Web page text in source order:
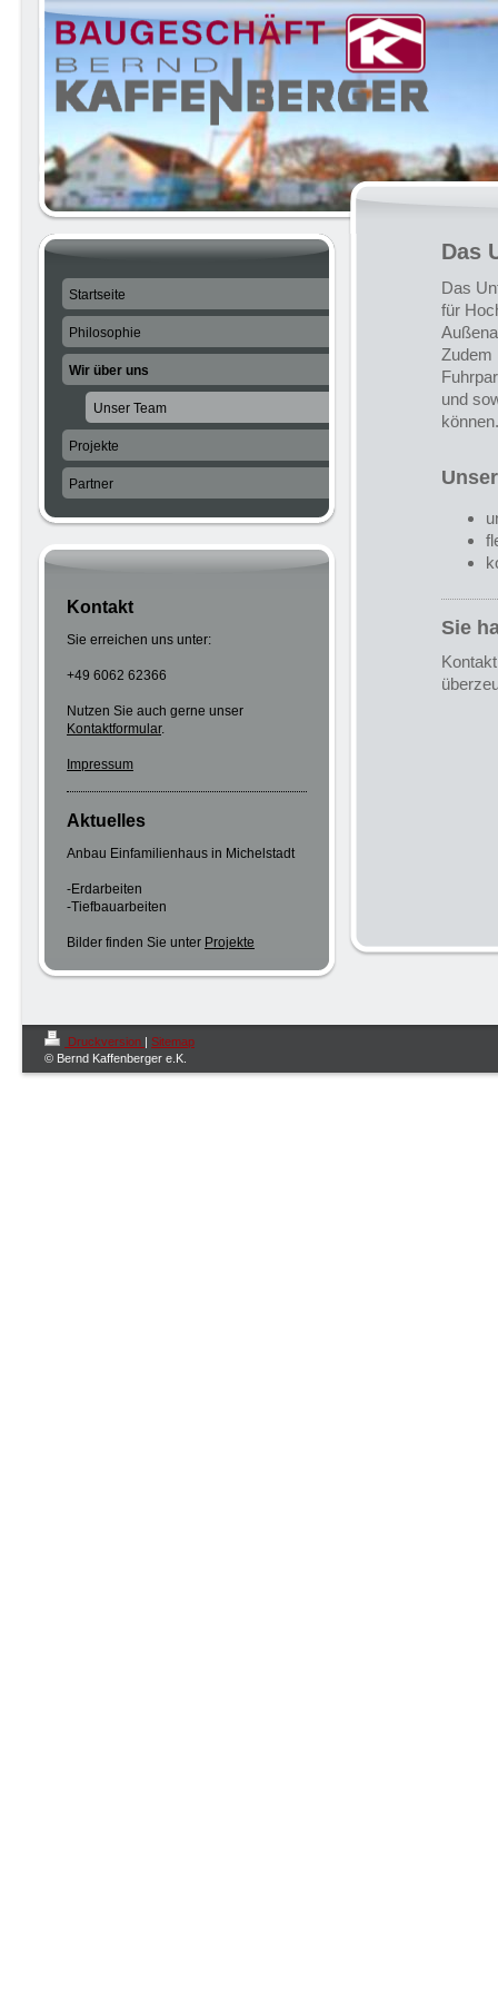
Das
Das
für
Zudem
und
können.
Sie
Startseite
Philosophie
Wir über uns
Unser Team
Projekte
Partner
Kontakt
Sie erreichen uns unter:
+49 6062 62366
Nutzen Sie auch gerne unser
Kontaktformular.
Impressum
Aktuelles
Anbau Einfamilienhaus in Michelstadt
-Erdarbeiten
-Tiefbauarbeiten
Bilder finden Sie unter Projekte
Druckversion | Sitemap
© Bernd Kaffenberger e.K.